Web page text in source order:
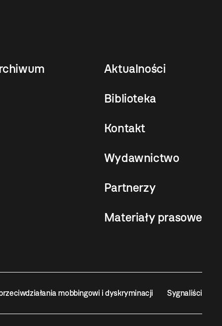
Aktualności
Biblioteka
Kontakt
Wydawnictwo
Partnerzy
Materiały prasowe
mobbingowi i dyskryminacji Sygnaliści